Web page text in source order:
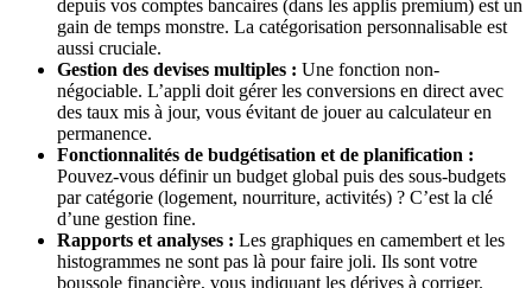
depuis vos comptes bancaires (dans les applis premium) est un
gain de temps monstre. La catégorisation personnalisable est
aussi cruciale.
Gestion des devises multiples : Une fonction non-
négociable. L’appli doit gérer les conversions en direct avec
des taux mis à jour, vous évitant de jouer au calculateur en
permanence.
Fonctionnalités de budgétisation et de planification :
Pouvez-vous définir un budget global puis des sous-budgets
par catégorie (logement, nourriture, activités) ? C’est la clé
d’une gestion fine.
Rapports et analyses : Les graphiques en camembert et les
histogrammes ne sont pas là pour faire joli. Ils sont votre
boussole financière, vous indiquant les dérives à corriger.